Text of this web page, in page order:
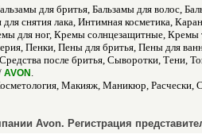
для бритья, Бальзамы для волос,
снятия лака, Интимная косметика,
для ног, Кремы солнцезащитные,
Пенки, Пены для бритья, Пены для
после бритья, Сыворотки, Тени,
AVON .
Макияж, Маникюр, Расчески,
Avon. Регистрация